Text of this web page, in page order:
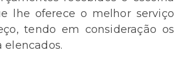
lhe oferece o melhor serviço
tendo em consideração os